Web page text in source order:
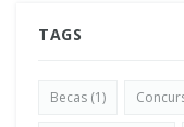
TAGS
Becas (1)